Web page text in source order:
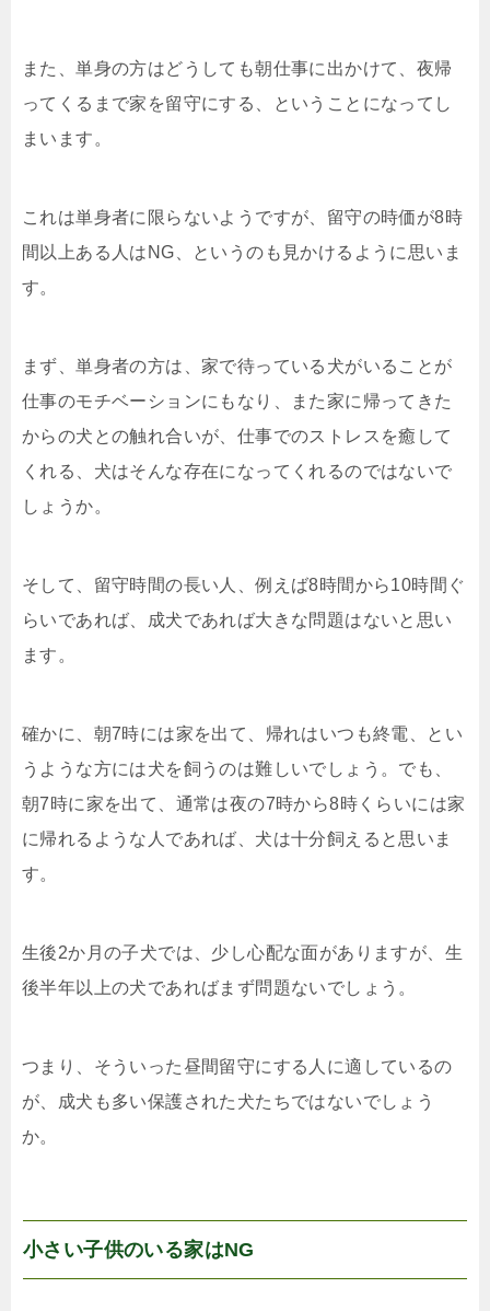
また、単身の方はどうしても朝仕事に出かけて、夜帰
ってくるまで家を留守にする、ということになってし
まいます。
これは単身者に限らないようですが、留守の時価が8時
間以上ある人はNG、というのも見かけるように思いま
す。
まず、単身者の方は、家で待っている犬がいることが
仕事のモチベーションにもなり、また家に帰ってきた
からの犬との触れ合いが、仕事でのストレスを癒して
くれる、犬はそんな存在になってくれるのではないで
しょうか。
そして、留守時間の長い人、例えば8時間から10時間ぐ
らいであれば、成犬であれば大きな問題はないと思い
ます。
確かに、朝7時には家を出て、帰れはいつも終電、とい
うような方には犬を飼うのは難しいでしょう。でも、
朝7時に家を出て、通常は夜の7時から8時くらいには家
に帰れるような人であれば、犬は十分飼えると思いま
す。
生後2か月の子犬では、少し心配な面がありますが、生
後半年以上の犬であればまず問題ないでしょう。
つまり、そういった昼間留守にする人に適しているの
が、成犬も多い保護された犬たちではないでしょう
か。
小さい子供のいる家はNG